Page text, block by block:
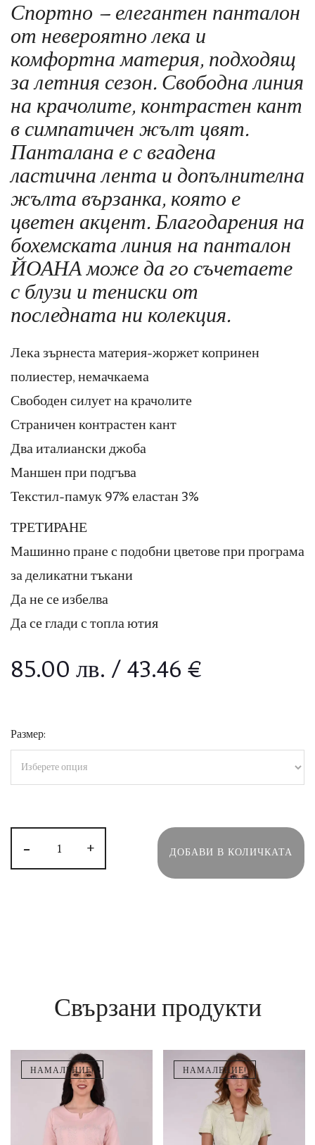
Спортно – елегантен панталон
от невероятно лека и
комфортна материя, подходящ
за летния сезон. Свободна линия
на крачолите, контрастен кант
в симпатичен жълт цвят.
Панталана е с вгадена
ластична лента и допълнителна
жълта вързанка, която е
цветен акцент. Благодарения на
бохемската линия на панталон
ЙОАНА може да го съчетаете
с блузи и тениски от
последната ни колекция.
Лека зърнеста материя-жоржет копринен
полиестер, немачкаема
Свободен силует на крачолите
Страничен контрастен кант
Два италиански джоба
Маншен при подгъва
Текстил-памук 97% еластан 3%
ТРЕТИРАНЕ
Машинно пране с подобни цветове при програма
за деликатни тъкани
Да не се избелва
Да се глади с топла ютия
85.00 лв. / 43.46 €
Размер:
- + ДОБАВИ В КОЛИЧКАТА
Свързани продукти
НАМАЛЕНИЕ! НАМАЛЕНИЕ!